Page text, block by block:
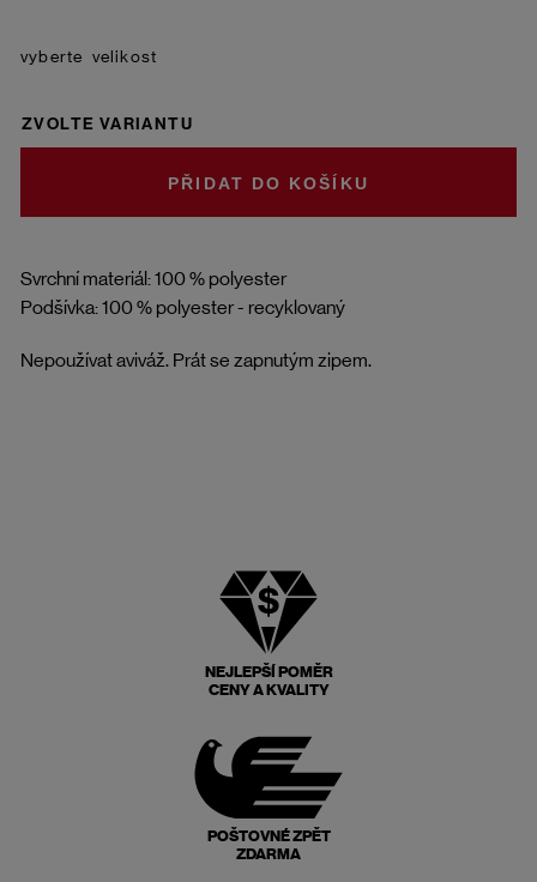
Svrchní materiál: 100 % polyester
Podšívka: 100 % polyester - recyklovaný
Nepoužívat aviváž. Prát se zapnutým zipem.
velikost
ZVOLTE VARIANTU
DO KOŠÍKU
NEJLEPŠÍ POMĚR
CENY A KVALITY
POŠTOVNÉ ZPĚT
ZDARMA